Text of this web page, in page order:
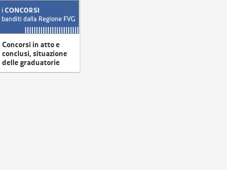
Concorsi in atto e
conclusi, situazione
delle graduatorie